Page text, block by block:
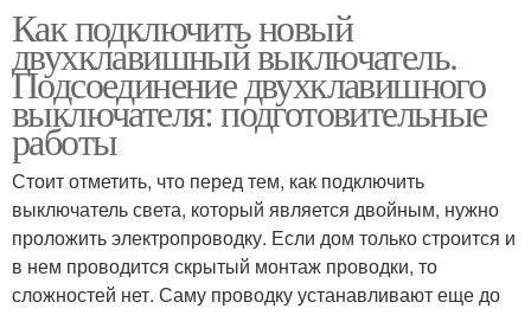
Как подключить новый
двухклавишный выключатель.
Подсоединение двухклавишного
выключателя: подготовительные
работы
Стоит отметить, что перед тем, как подключить
выключатель света, который является двойным, нужно
проложить электропроводку. Если дом только строится и
в нем проводится скрытый монтаж проводки, то
сложностей нет. Саму проводку устанавливают еще до